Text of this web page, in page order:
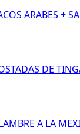
ARABES +
DE
A LA